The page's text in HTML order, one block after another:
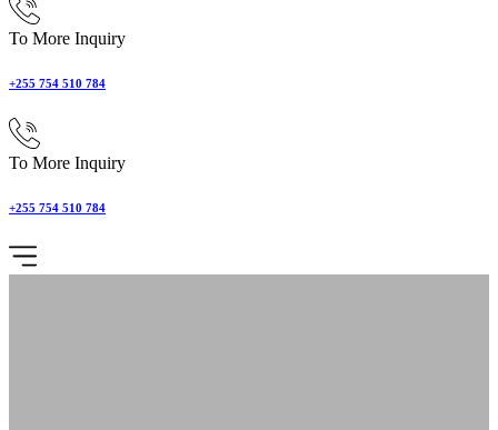
To More Inquiry
+255 754 510 784
To More Inquiry
+255 754 510 784